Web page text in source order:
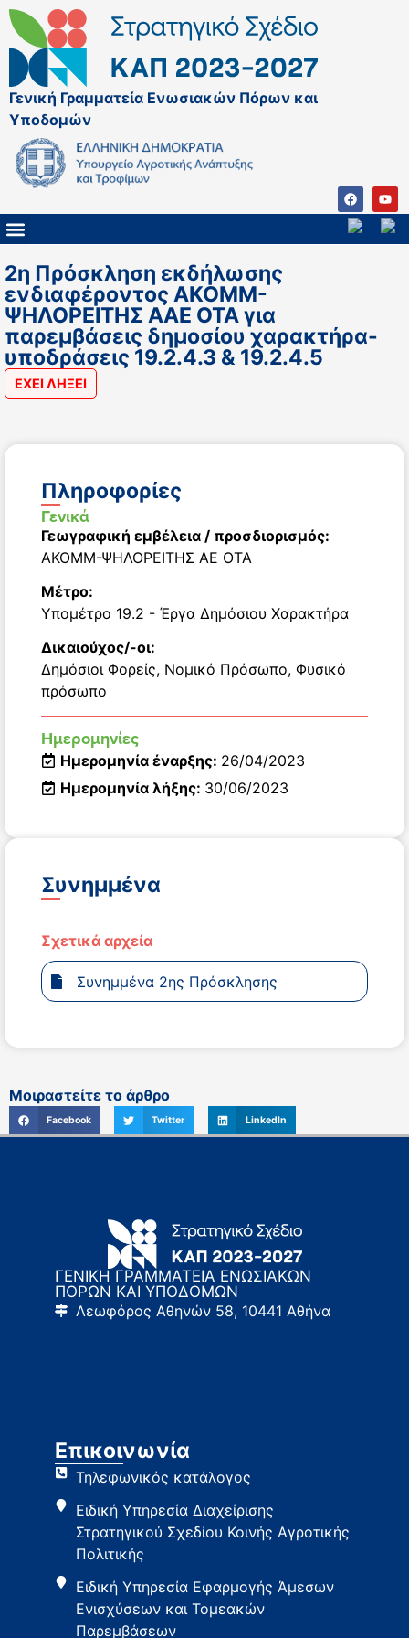
Γενική Γραμματεία Ενωσιακών Πόρων και
Υποδομών
2η Πρόσκληση εκδήλωσης
ενδιαφέροντος ΑΚΟΜΜ-
ΨΗΛΟΡΕΙΤΗΣ ΑΑΕ ΟΤΑ για
παρεμβάσεις δημοσίου χαρακτήρα-
υποδράσεις 19.2.4.3 & 19.2.4.5
ΕΧΕΙ ΛΗΞΕΙ
Πληροφορίες
Γενικά
Γεωγραφική εμβέλεια / προσδιορισμός:
ΑΚΟΜΜ-ΨΗΛΟΡΕΙΤΗΣ ΑΕ ΟΤΑ
Μέτρο:
Υπομέτρο 19.2 - Έργα Δημόσιου Χαρακτήρα
Δικαιούχος/-οι:
Δημόσιοι Φορείς, Νομικό Πρόσωπο, Φυσικό
πρόσωπο
Ημερομηνίες
Ημερομηνία έναρξης: 26/04/2023
Ημερομηνία λήξης: 30/06/2023
Συνημμένα
Σχετικά αρχεία
Συνημμένα 2ης Πρόσκλησης
Μοιραστείτε το άρθρο
Facebook Twitter LinkedIn
ΓΕΝΙΚΗ ΓΡΑΜΜΑΤΕΙΑ ΕΝΩΣΙΑΚΩΝ
ΠΟΡΩΝ ΚΑΙ ΥΠΟΔΟΜΩΝ
Λεωφόρος Αθηνών 58, 10441 Αθήνα
Επικοινωνία
Τηλεφωνικός κατάλογος
Ειδική Υπηρεσία Διαχείρισης
Στρατηγικού Σχεδίου Κοινής Αγροτικής
Πολιτικής
Ειδική Υπηρεσία Εφαρμογής Άμεσων
Ενισχύσεων και Τομεακών
Παρεμβάσεων